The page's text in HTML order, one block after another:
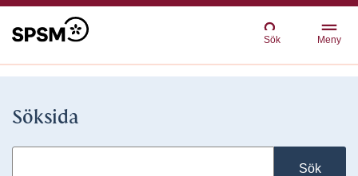
Sök Meny
Söksida
Sök